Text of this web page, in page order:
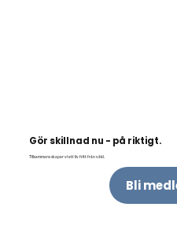
Gör skillnad nu - på riktigt.
Tillsammans skapar vi ett liv fritt från våld.